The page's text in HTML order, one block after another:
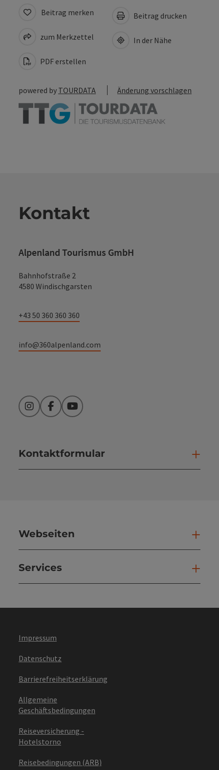
Beitrag merken
zum Merkzettel
PDF erstellen
Beitrag drucken
In der Nähe
powered by TOURDATA Änderung vorschlagen
Kontakt
Alpenland Tourismus GmbH
Bahnhofstraße 2
4580 Windischgarsten
+43 50 360 360 360
info@360alpenland.com
InstagramFacebookYouTube
Kontaktformular
Webseiten
Services
Impressum
Datenschutz
Barrierefreiheitserklärung
Allgemeine
Geschäftsbedingungen
Reiseversicherung -
Hotelstorno
Reisebedingungen (ARB)